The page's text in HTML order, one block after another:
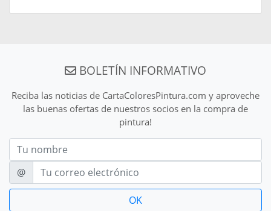
BOLETÍN INFORMATIVO
Reciba las noticias de CartaColoresPintura.com y aproveche
las buenas ofertas de nuestros socios en la compra de
pintura!
Nom
E-mail
@